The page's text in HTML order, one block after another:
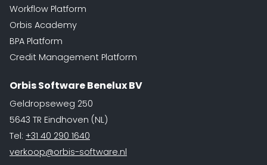
Workflow Platform
Orbis Academy
BPA Platform
Credit Management Platform
Orbis Software Benelux BV
Geldropseweg 250
5643 TR Eindhoven (NL)
Tel: +31 40 290 1640
verkoop@orbis-software.nl